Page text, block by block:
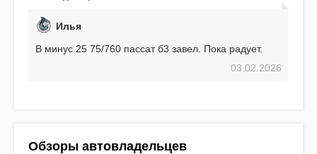
Илья
В минус 25 75/760 пассат б3 завел. Пока радует.
03.02.2026
Обзоры автовладельцев